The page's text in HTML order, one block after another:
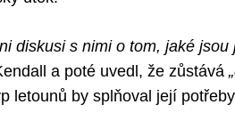
diskusi s nimi o tom, jaké
a poté uvedl, že zůstává
letounů by splňoval její